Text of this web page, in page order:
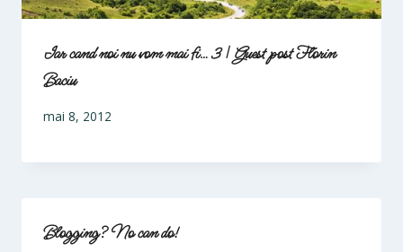
Iar cand noi nu vom mai fi… 3 | Guest post Florin
Baciu
mai 8, 2012
Blogging? No can do!